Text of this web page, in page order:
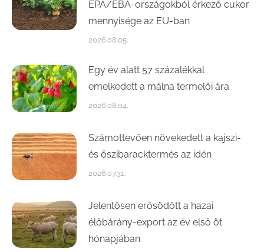
EPA/EBA-országokból érkező cukor
mennyisége az EU-ban
2026.08.05.
Egy év alatt 57 százalékkal
emelkedett a málna termelői ára
2026.08.04.
Számottevően növekedett a kajszi-
és őszibaracktermés az idén
2026.07.31.
Jelentősen erősödött a hazai
élőbárány-export az év első öt
hónapjában